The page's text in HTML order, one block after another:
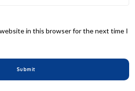
website in this browser for the next time I